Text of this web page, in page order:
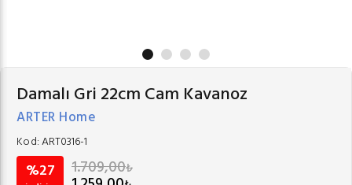
Damalı Gri 22cm Cam Kavanoz
ARTER Home
Kod:ART0316-1
%27 1.709,00₺